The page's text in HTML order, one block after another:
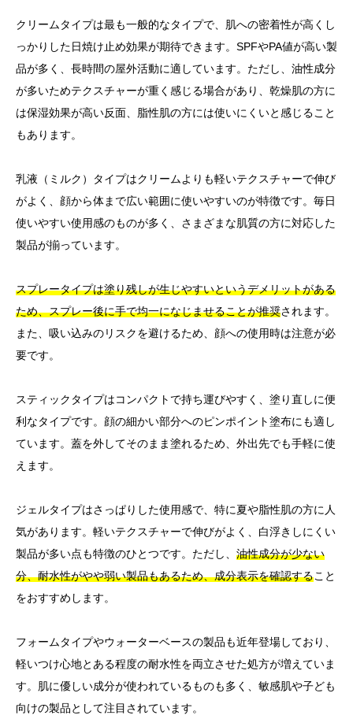
クリームタイプは最も一般的なタイプで、肌への密着性が高くし
っかりした日焼け止め効果が期待できます。SPFやPA値が高い製
品が多く、長時間の屋外活動に適しています。ただし、油性成分
が多いためテクスチャーが重く感じる場合があり、乾燥肌の方に
は保湿効果が高い反面、脂性肌の方には使いにくいと感じること
もあります。
乳液（ミルク）タイプはクリームよりも軽いテクスチャーで伸び
がよく、顔から体まで広い範囲に使いやすいのが特徴です。毎日
使いやすい使用感のものが多く、さまざまな肌質の方に対応した
製品が揃っています。
スプレータイプは塗り残しが生じやすいというデメリットがある
ため、スプレー後に手で均一になじませることが推奨されます。
また、吸い込みのリスクを避けるため、顔への使用時は注意が必
要です。
スティックタイプはコンパクトで持ち運びやすく、塗り直しに便
利なタイプです。顔の細かい部分へのピンポイント塗布にも適し
ています。蓋を外してそのまま塗れるため、外出先でも手軽に使
えます。
ジェルタイプはさっぱりした使用感で、特に夏や脂性肌の方に人
気があります。軽いテクスチャーで伸びがよく、白浮きしにくい
製品が多い点も特徴のひとつです。ただし、 油性成分が少ない
分、耐水性がやや弱い製品もあるため、成分表示を確認すること
をおすすめします。
フォームタイプやウォーターベースの製品も近年登場しており、
軽いつけ心地とある程度の耐水性を両立させた処方が増えていま
す。肌に優しい成分が使われているものも多く、敏感肌や子ども
向けの製品として注目されています。